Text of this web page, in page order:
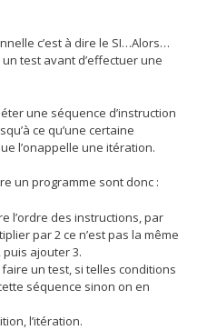
c’est à dire le SI…Alors…
test avant d’effectuer une
une séquence d’instruction
ce qu’une certaine
l’onappelle une itération.
un programme sont donc :
l’ordre des instructions, par
par 2 ce n’est pas la même
ajouter 3.
un test, si telles conditions
séquence sinon on en
l’itération.